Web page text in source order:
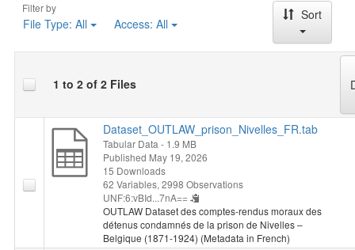
De resultaten werden mede mogelijk gemaakt door de
vrijwilligers van het Rijksarchief te Gent, Erfgoedcel Dijk92,
Erfgoedcel Noorderkempen en het Gevangenismuseum
Filter by
File Type: All Access: All
Sort
1 to 2 of 2 Files
Dataset_OUTLAW_prison_Nivelles_FR.tab
Tabular Data - 1.9 MB
Published May 19, 2026
15 Downloads
62 Variables, 2998 Observations
UNF:6:vBId...7nA==
OUTLAW Dataset des comptes-rendus moraux des
détenus condamnés de la prison de Nivelles –
Belgique (1871-1924) (Metadata in French)